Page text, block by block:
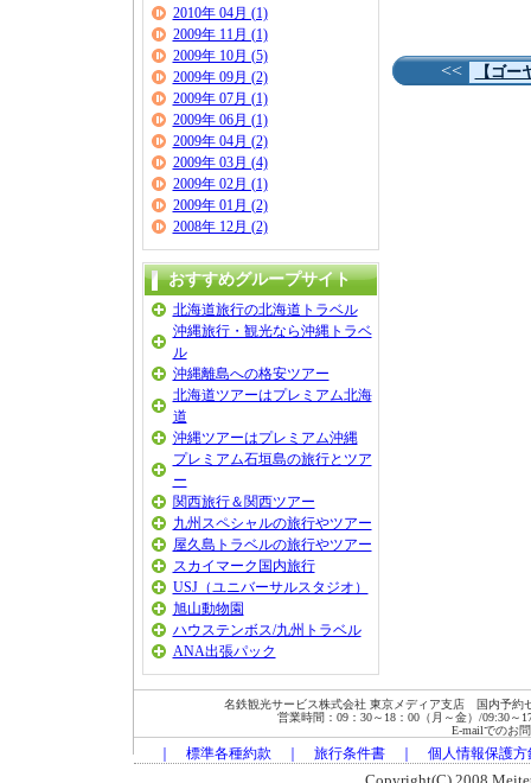
2010年 04月 (1)
2009年 11月 (1)
2009年 10月 (5)
2009年 09月 (2)
2009年 07月 (1)
2009年 06月 (1)
2009年 04月 (2)
2009年 03月 (4)
2009年 02月 (1)
2009年 01月 (2)
2008年 12月 (2)
おすすめグループサイト
北海道旅行の北海道トラベル
沖縄旅行・観光なら沖縄トラベ
ル
沖縄離島への格安ツアー
北海道ツアーはプレミアム北海
道
沖縄ツアーはプレミアム沖縄
プレミアム石垣島の旅行とツア
ー
関西旅行＆関西ツアー
九州スペシャルの旅行やツアー
屋久島トラベルの旅行やツアー
スカイマーク国内旅行
USJ（ユニバーサルスタジオ）
旭山動物園
ハウステンボス/九州トラベル
ANA出張パック
<< 【ゴ
名鉄観光サービス株式会社 東京メディア支店 国内予約
営業時間：09：30～18：00（月～金）/09:30～
E-mailでのお
標準各種約款 旅行条件書｜ 個人情報保護方